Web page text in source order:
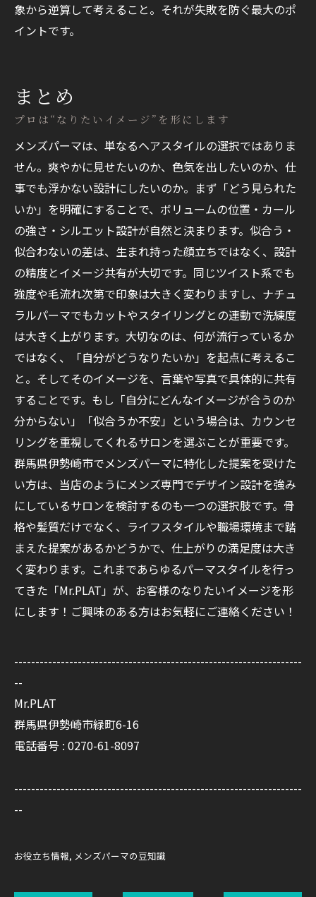
象から逆算して考えること。それが失敗を防ぐ最大のポ
イントです。
まとめ
プロは“なりたいイメージ”を形にします
メンズパーマは、単なるヘアスタイルの選択ではありま
せん。爽やかに見せたいのか、色気を出したいのか、仕
事でも浮かない設計にしたいのか。まず「どう見られた
いか」を明確にすることで、ボリュームの位置・カール
の強さ・シルエット設計が自然と決まります。似合う・
似合わないの差は、生まれ持った顔立ちではなく、設計
の精度とイメージ共有が大切です。同じツイスト系でも
強度や毛流れ次第で印象は大きく変わりますし、ナチュ
ラルパーマでもカットやスタイリングとの連動で洗練度
は大きく上がります。大切なのは、何が流行っているか
ではなく、「自分がどうなりたいか」を起点に考えるこ
と。そしてそのイメージを、言葉や写真で具体的に共有
することです。もし「自分にどんなイメージが合うのか
分からない」「似合うか不安」という場合は、カウンセ
リングを重視してくれるサロンを選ぶことが重要です。
群馬県伊勢崎市でメンズパーマに特化した提案を受けた
い方は、当店のようにメンズ専門でデザイン設計を強み
にしているサロンを検討するのも一つの選択肢です。骨
格や髪質だけでなく、ライフスタイルや職場環境まで踏
まえた提案があるかどうかで、仕上がりの満足度は大き
く変わります。これまであらゆるパーマスタイルを行っ
てきた「Mr.PLAT」が、お客様のなりたいイメージを形
にします！ご興味のある方はお気軽にご連絡ください！
--------------------------------------------------------------------
--
Mr.PLAT
群馬県伊勢崎市緑町6-16
電話番号 : 0270-61-8097
--------------------------------------------------------------------
--
お役立ち情報 メンズパーマの豆知識